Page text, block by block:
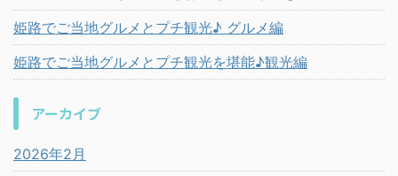
姫路でご当地グルメとプチ観光♪ グルメ編
姫路でご当地グルメとプチ観光を堪能♪観光編
アーカイブ
2026年2月